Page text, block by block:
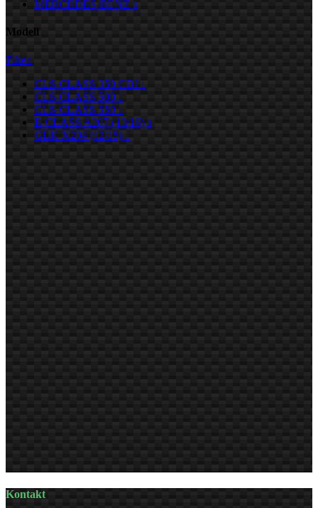
MERCEDES-BENZ 1
Modell
Filter:
CLS-CLASS 350 CDI 1
CLS-CLASS 500 1
CLS-CLASS 550 1
E-CLASS A207 (13/16) 1
GLK X204 (12/15) 1
Kontakt